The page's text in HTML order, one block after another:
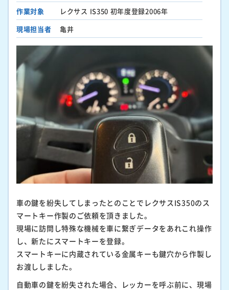
作業対象
レクサス IS350 初年度登録2006年
現場担当者
亀井
車の鍵を紛失してしまったとのことでレクサスIS350のス
マートキー作製のご依頼を頂きました。
現場に訪問し特殊な機械を車に繋ぎデータをあれこれ操作
し、新たにスマートキーを登録。
スマートキーに内蔵されている金属キーも鍵穴から作製し
お渡ししました。
自動車の鍵を紛失された場合、レッカーを呼ぶ前に、現場